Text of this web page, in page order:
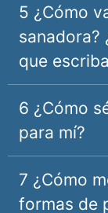
5 ¿Cómo
sanadora?
que
6 ¿Cómo
para mí?
7 ¿Cómo
formas de